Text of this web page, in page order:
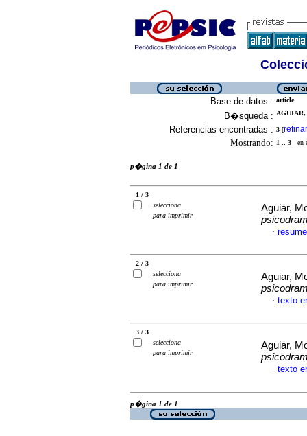
Base de datos : article
B�squeda :
Referencias encontradas : 3 [refinar
Mostrando: 1 .. 3 en
p�gina 1 de 1
1 / 3
selecciona
para imprimir
Aguiar,
·
2 / 3
selecciona
para imprimir
Aguiar,
· texto
3 / 3
selecciona
para imprimir
Aguiar,
· texto
p�gina 1 de 1